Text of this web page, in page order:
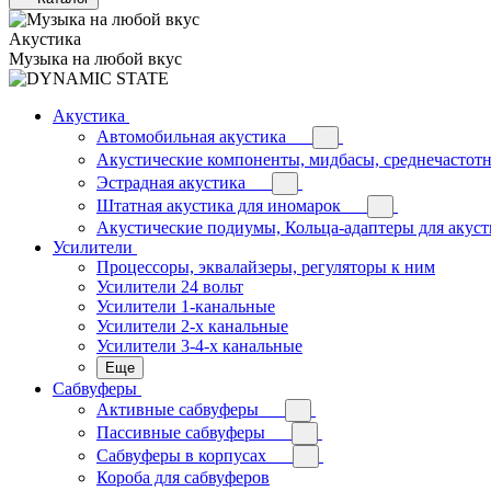
Акустика
Музыка на любой вкус
Акустика
Автомобильная акустика
Акустические компоненты, мидбасы,
Эстрадная акустика
Штатная акустика для иномарок
Акустические подиумы, Кольца-адаптеры для
Усилители
Процессоры, эквалайзеры, регуляторы к ним
Усилители 24 вольт
Усилители 1-канальные
Усилители 2-х канальные
Усилители 3-4-х канальные
Еще
Сабвуферы
Активные сабвуферы
Пассивные сабвуферы
Сабвуферы в корпусах
Короба для сабвуферов